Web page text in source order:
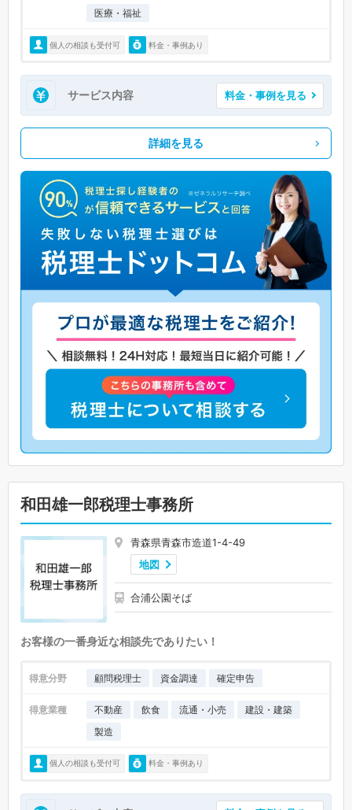
医療・福祉
個人の相談も受付可 料金・事例あり
サービス内容 料金・事例を見る
詳細を見る
和田雄一郎税理士事務所
青森県青森市造道1-4-49
地図
合浦公園そば
お客様の一番身近な相談先でありたい！
得意分野 顧問税理士 資金調達 確定申告
得意業種 不動産 飲食 流通・小売
建設・建築
製造
個人の相談も受付可 料金・事例あり